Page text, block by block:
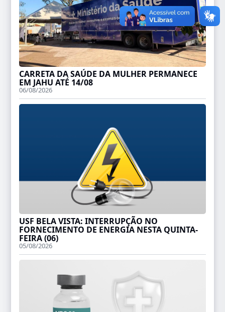
CARRETA DA SAÚDE DA MULHER PERMANECE
EM JAHU ATÉ 14/08
06/08/2026
USF BELA VISTA: INTERRUPÇÃO NO
FORNECIMENTO DE ENERGIA NESTA QUINTA-
FEIRA (06)
05/08/2026